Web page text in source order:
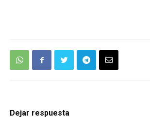
Dejar respuesta